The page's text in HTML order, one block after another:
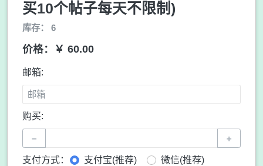
买10个帖子每天不限制)
库存： 6
价格：￥ 60.00
邮箱:
购买:
− +
支付方式： 支付宝(推荐)
微信(推荐)